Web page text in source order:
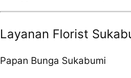
Layanan Florist
Papan Bunga Sukabumi